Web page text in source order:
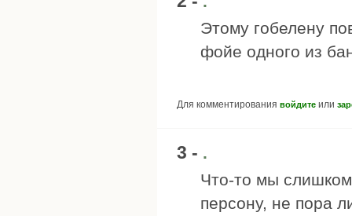
Этому гобелену
фойе одного из
Для комментирования войдите или
3 - .
Что-то мы
персону, не пора